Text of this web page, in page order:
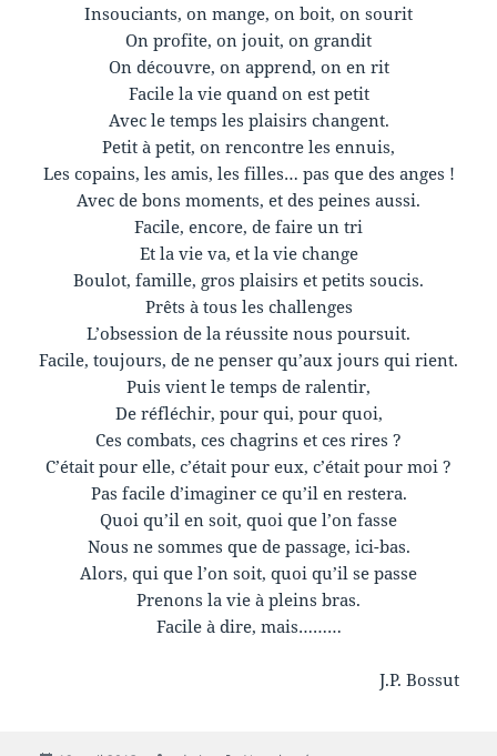
Insouciants, on mange, on boit, on sourit
On profite, on jouit, on grandit
On découvre, on apprend, on en rit
Facile la vie quand on est petit
Avec le temps les plaisirs changent.
Petit à petit, on rencontre les ennuis,
Les copains, les amis, les filles… pas que des anges !
Avec de bons moments, et des peines aussi.
Facile, encore, de faire un tri
Et la vie va, et la vie change
Boulot, famille, gros plaisirs et petits soucis.
Prêts à tous les challenges
L’obsession de la réussite nous poursuit.
Facile, toujours, de ne penser qu’aux jours qui rient.
Puis vient le temps de ralentir,
De réfléchir, pour qui, pour quoi,
Ces combats, ces chagrins et ces rires ?
C’était pour elle, c’était pour eux, c’était pour moi ?
Pas facile d’imaginer ce qu’il en restera.
Quoi qu’il en soit, quoi que l’on fasse
Nous ne sommes que de passage, ici-bas.
Alors, qui que l’on soit, quoi qu’il se passe
Prenons la vie à pleins bras.
Facile à dire, mais………
J.P. Bossut